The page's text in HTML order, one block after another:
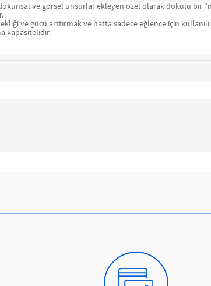
ve görsel unsurlar ekleyen özel olarak dokulu bir
ve gücü arttırmak ve hatta sadece eğlence için
kapasitelidir.